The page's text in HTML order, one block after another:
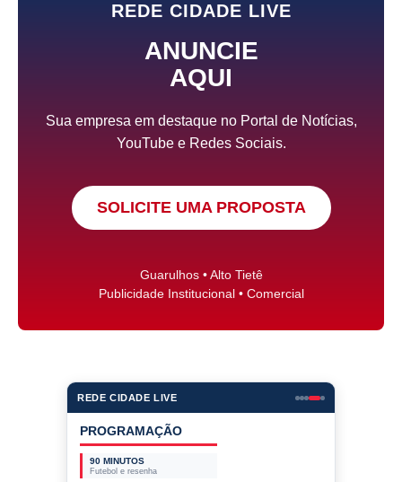
REDE CIDADE LIVE
ANUNCIE
AQUI
Sua empresa em destaque no Portal de Notícias,
YouTube e Redes Sociais.
SOLICITE UMA PROPOSTA
Guarulhos • Alto Tietê
Publicidade Institucional • Comercial
REDE CIDADE LIVE
EMPRESAS PARCEIRAS